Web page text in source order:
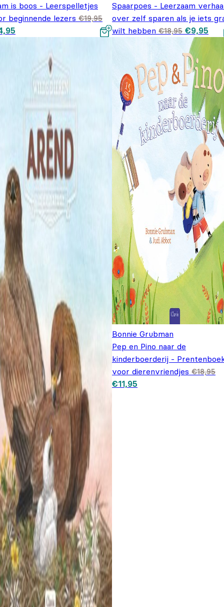
is boos - Leerspelletjes
beginnende lezers €19,95
prijs was:
Huidige prijs is: €14,95.
Spaarpoes - Leerzaam
over zelf sparen als je iets
wilt hebben €18,95 prijs was:
€18,95.
€9,95
Bonnie Grubman
Pep en Pino naar de
kinderboerderij -
voor dierenvriendjes €18,95
Oorspronkelijke prijs was:
€18,95.
€11,95